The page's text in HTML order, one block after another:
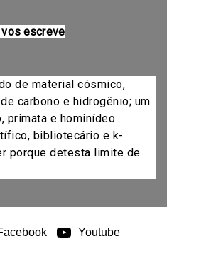
vos escreve
de material cósmico,
carbono e hidrogênio; um
primata e hominídeo
bibliotecário e k-
porque detesta limite de
Youtube